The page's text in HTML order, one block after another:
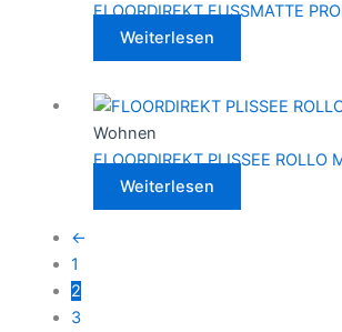
FLOORDIREKT FUSSMATTE
Weiterlesen
Wohnen
FLOORDIREKT PLISSEE ROLLO
Weiterlesen
←
1
2
3